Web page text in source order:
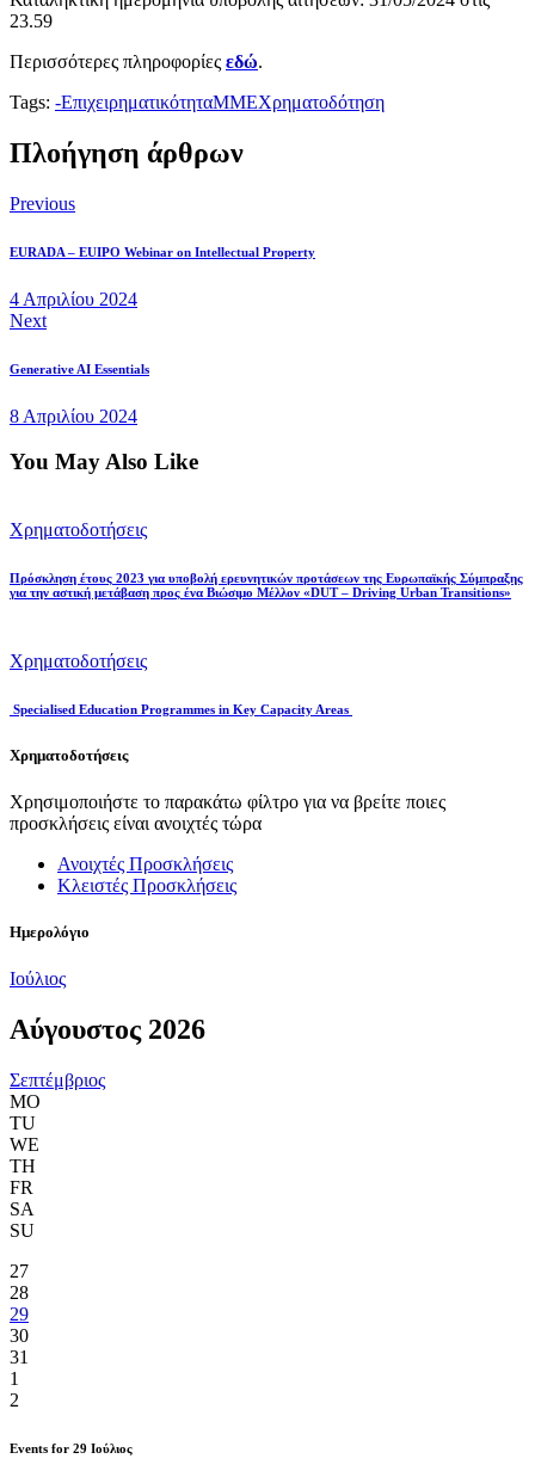
23.59
Περισσότερες πληροφορίες εδώ.
Tags: -ΕπιχειρηματικότηταΜΜΕΧρηματοδότηση
Πλοήγηση άρθρων
Previous
EURADA – EUIPO Webinar on Intellectual Property
4 Απριλίου 2024
Next
Generative AI Essentials
8 Απριλίου 2024
You May Also Like
Χρηματοδοτήσεις
Πρόσκληση έτους 2023 για υποβολή ερευνητικών προτάσεων της Ευρωπαϊκής Σύμπραξης
για την αστική μετάβαση προς ένα Βιώσιμο Μέλλον «DUT – Driving Urban Transitions»
Χρηματοδοτήσεις
Specialised Education Programmes in Key Capacity Areas
Χρηματοδοτήσεις
Χρησιμοποιήστε το παρακάτω φίλτρο για να βρείτε ποιες
προσκλήσεις είναι ανοιχτές τώρα
Ανοιχτές Προσκλήσεις
Κλειστές Προσκλήσεις
Ημερολόγιο
Ιούλιος
Αύγουστος 2026
Σεπτέμβριος
MO
TU
WE
TH
FR
SA
SU
27
28
29
30
31
1
2
Events for 29 Ιούλιος